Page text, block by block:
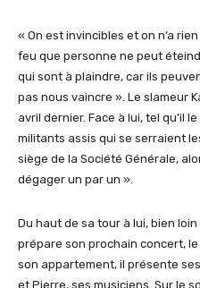
« On est invincibles et on n’a
feu que personne ne peut
qui sont à plaindre, car ils
pas nous vaincre ». Le slameur
avril dernier. Face à lui, tel qu’il
militants assis qui se serraient
siège de la Société Générale,
dégager un par un ».
Du haut de sa tour à lui, bien
prépare son prochain concert,
son appartement, il présente
et Pierre, ses musiciens. Sur le